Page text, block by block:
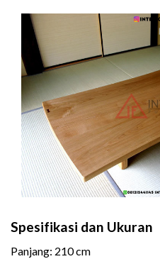
Spesifikasi dan Ukuran
Panjang: 210 cm